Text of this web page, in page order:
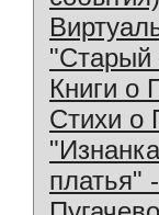
"Старый
Книги о
Стихи о
платья"